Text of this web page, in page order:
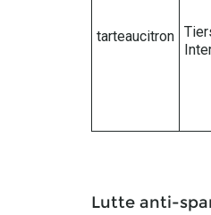
tarteaucitron
Lutte anti-